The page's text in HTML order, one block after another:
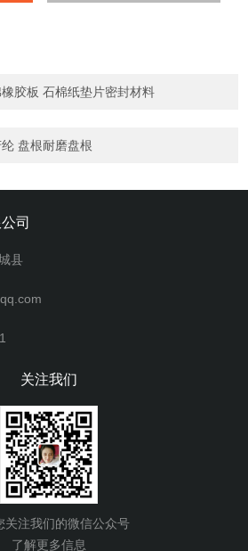
胶板 石棉纸垫片密封材料
盘根耐磨盘根
司
县
关注我们
关注我们的微信公众号
了解更多信息